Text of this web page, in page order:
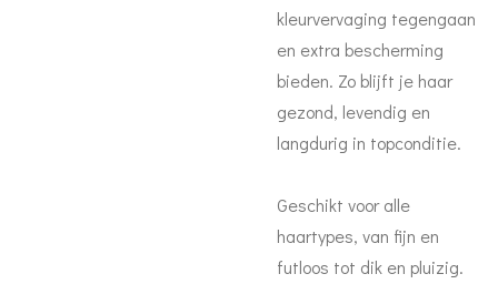
kleurvervaging tegengaan
en extra bescherming
bieden. Zo blijft je haar
gezond, levendig en
langdurig in topconditie.
Geschikt voor alle
haartypes, van fijn en
futloos tot dik en pluizig.